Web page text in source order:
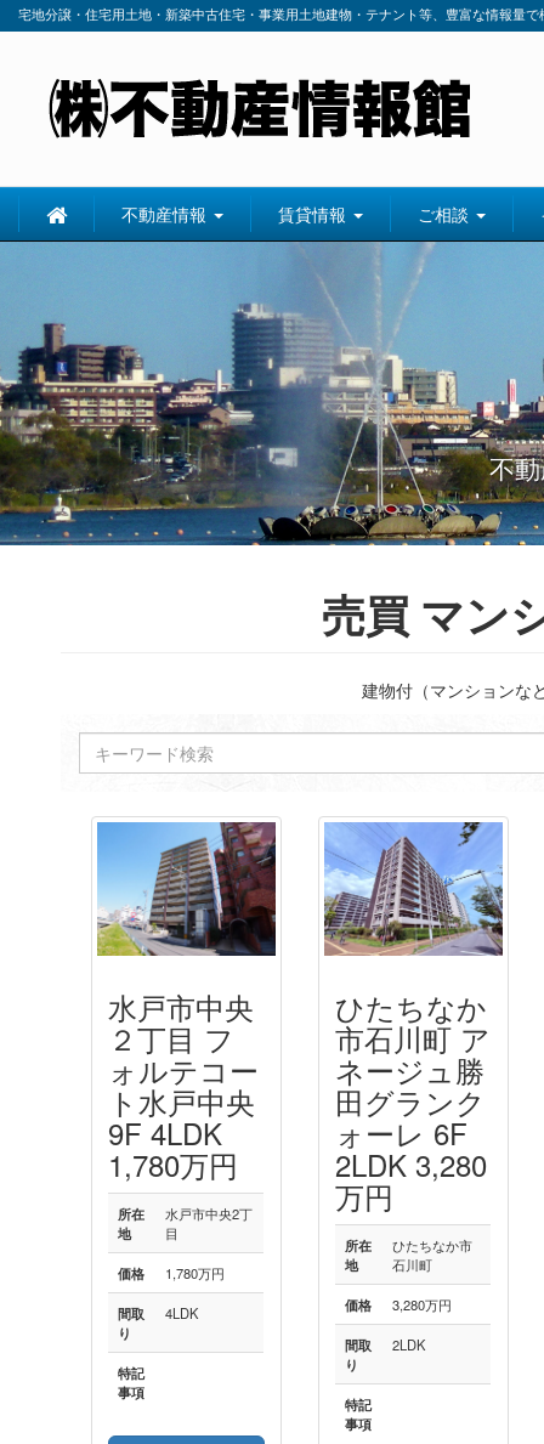
宅地分譲・住宅用土地・新築中古住宅・事業用土地建物・テナント等、豊富な情報量
不動産情報 賃貸情報 ご相談
不
売買 マン
建物付（マンション
水戸市中央
２丁目 フ
ォルテコー
ト水戸中央
9F 4LDK
1,780万円
所在
地
水戸市中央2丁
目
価格 1,780万円
間取
り
4LDK
特記
事項
ひたちなか
市石川町 ア
ネージュ勝
田グランク
ォーレ 6F
2LDK 3,280
万円
所在
地
ひたちなか市
石川町
価格 3,280万円
間取
り
2LDK
特記
事項